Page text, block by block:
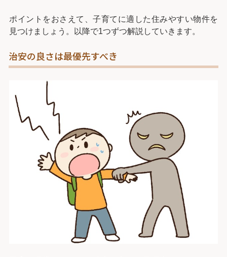
ポイントをおさえて、子育てに適した住みやすい物件を
見つけましょう。以降で1つずつ解説していきます。
治安の良さは最優先すべき